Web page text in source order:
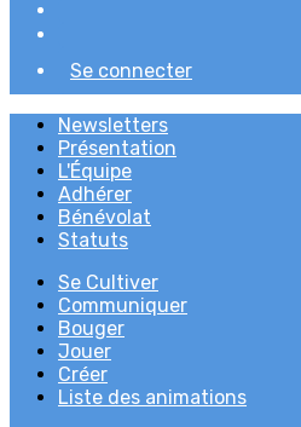
Se connecter
Newsletters
Présentation
L'Équipe
Adhérer
Bénévolat
Statuts
Se Cultiver
Communiquer
Bouger
Jouer
Créer
Liste des animations